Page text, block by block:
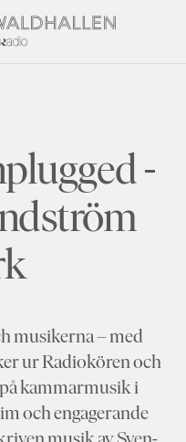
-
musikerna – med
ur Radiokören och
kammarmusik i
och engagerande